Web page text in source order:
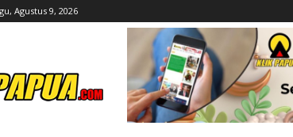
Agustus 9, 2026